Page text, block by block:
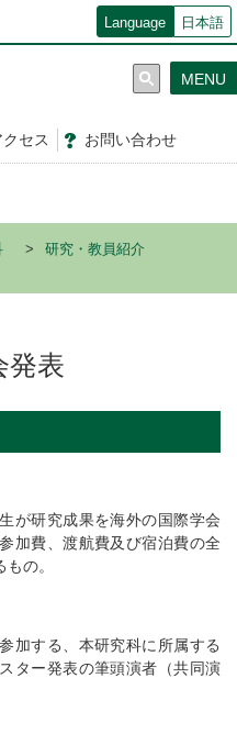
Language 日本語
クセス お問い合わせ
MENU
研究・教員紹介
発表
が研究成果を海外の国際学会
加費、渡航費及び宿泊費の全
の。
加する、本研究科に所属する
ター発表の筆頭演者（共同演